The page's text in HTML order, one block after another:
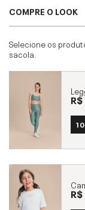
COMPRE O LOOK
Selecione os
sacola.
10